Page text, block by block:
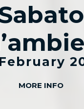
MORE INFO